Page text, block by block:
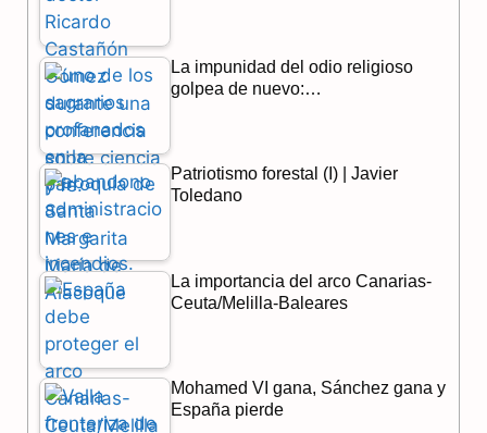
k
La impunidad del odio religioso
golpea de nuevo:…
Patriotismo forestal (I) | Javier
Toledano
La importancia del arco Canarias-
Ceuta/Melilla-Baleares
Mohamed VI gana, Sánchez gana y
España pierde